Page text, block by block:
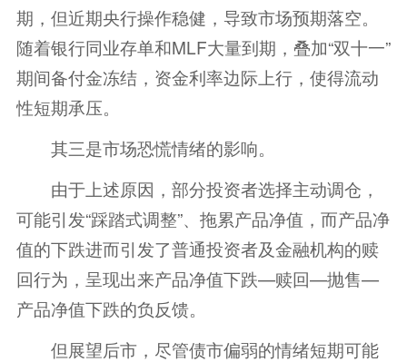
期，但近期央行操作稳健，导致市场预期落空。
随着银行同业存单和MLF大量到期，叠加“双十一”
期间备付金冻结，资金利率边际上行，使得流动
性短期承压。
其三是市场恐慌情绪的影响。
由于上述原因，部分投资者选择主动调仓，
可能引发“踩踏式调整”、拖累产品净值，而产品净
值的下跌进而引发了普通投资者及金融机构的赎
回行为，呈现出来产品净值下跌—赎回—抛售—
产品净值下跌的负反馈。
但展望后市，尽管债市偏弱的情绪短期可能